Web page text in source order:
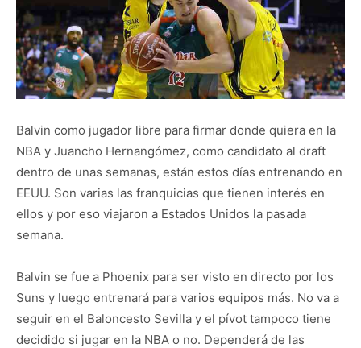
Balvin como jugador libre para firmar donde quiera en la
NBA y Juancho Hernangómez, como candidato al draft
dentro de unas semanas, están estos días entrenando en
EEUU. Son varias las franquicias que tienen interés en
ellos y por eso viajaron a Estados Unidos la pasada
semana.
Balvin se fue a Phoenix para ser visto en directo por los
Suns y luego entrenará para varios equipos más. No va a
seguir en el Baloncesto Sevilla y el pívot tampoco tiene
decidido si jugar en la NBA o no. Dependerá de las